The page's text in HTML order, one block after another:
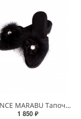
ROMANCE MARABU Тапочки женские
1 850 ₽